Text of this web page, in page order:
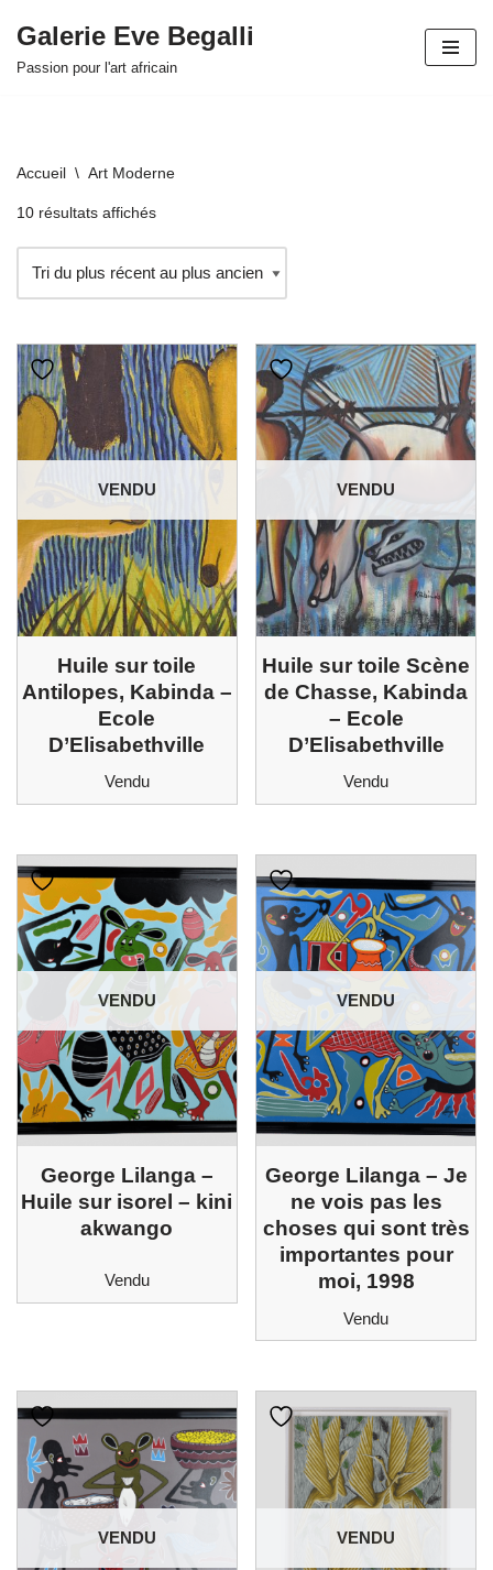
Aller
Galerie Eve Begalli
Passion pour l'art africain
Accueil \ Art Moderne
10 résultats affichés
VENDU
Huile sur toile
Antilopes, Kabinda –
Ecole
D’Elisabethville
Vendu
VENDU
Huile sur toile Scène
de Chasse, Kabinda
– Ecole
D’Elisabethville
Vendu
VENDU
George Lilanga –
Huile sur isorel – kini
akwango
Vendu
VENDU
George Lilanga – Je
ne vois pas les
choses qui sont très
importantes pour
moi, 1998
Vendu
VENDU VENDU